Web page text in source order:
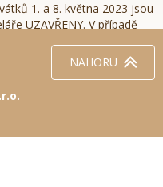
1. a 8. května 2023 jsou
UZAVŘENY. V případě
(p.Hájek).
pro převozy zemřelých je
telefonních číslech:
NAHORU